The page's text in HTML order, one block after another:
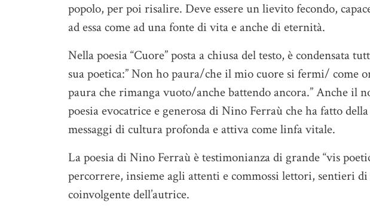
popolo, per poi risalire. Deve essere un lievito fecondo,
ad essa come ad una fonte di vita e anche di eternità.
Nella poesia “Cuore” posta a chiusa del testo, è condensata
sua poetica:” Non ho paura/che il mio cuore si fermi/ come
paura che rimanga vuoto/anche battendo ancora.” Anche il
poesia evocatrice e generosa di Nino Ferraù che ha fatto
messaggi di cultura profonda e attiva come linfa vitale.
La poesia di Nino Ferraù è testimonianza di grande “vis
percorrere, insieme agli attenti e commossi lettori, sentieri
coinvolgente dell’autrice.